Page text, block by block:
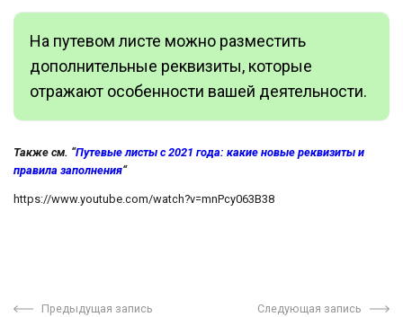
На путевом листе можно разместить
дополнительные реквизиты, которые
отражают особенности вашей деятельности.
Также см. “Путевые листы с 2021 года: какие новые реквизиты и
правила заполнения“
https://www.youtube.com/watch?v=mnPcy063B38
Предыдущая запись Следующая запись